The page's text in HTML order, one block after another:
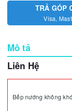
TRẢ GÓP
Visa,
Mô tả
Liên Hệ
Bếp nướng không